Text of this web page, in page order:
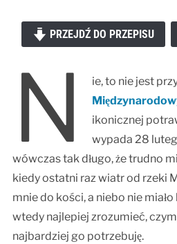
PRZEJDŹ DO PRZEPISU
N
ie, to nie jest
ikonicznej
wypada 28
wówczas tak długo, że trudno
kiedy ostatni raz wiatr od rzeki
mnie do kości, a niebo nie miało
wtedy najlepiej zrozumieć,
najbardziej go potrzebuję.